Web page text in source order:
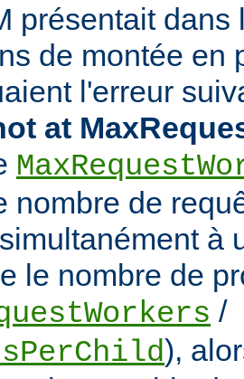
présentait dans
de montée en
l'erreur
at
nombre de
à
le nombre de
/
),